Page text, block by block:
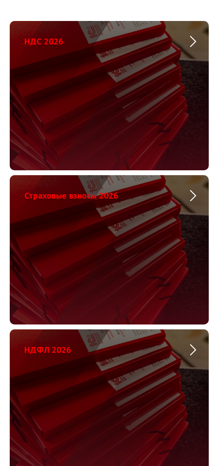
НДС 2026
Страховые взносы 2026
НДФЛ 2026